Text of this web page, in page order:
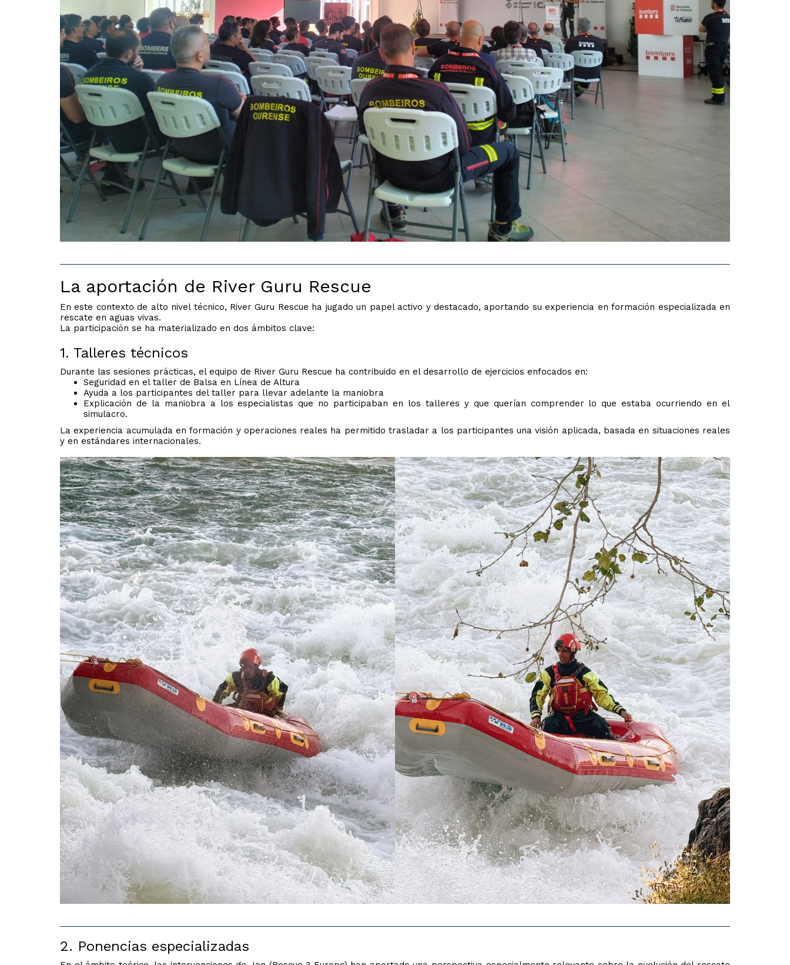
La aportación de River Guru Rescue
En este contexto de alto nivel técnico, River Guru Rescue ha jugado un papel activo y destacado, aportando su experiencia en formación especializada en
rescate en aguas vivas.
La participación se ha materializado en dos ámbitos clave:
1. Talleres técnicos
Durante las sesiones prácticas, el equipo de River Guru Rescue ha contribuido en el desarrollo de ejercicios enfocados en:
Seguridad en el taller de Balsa en Línea de Altura
Ayuda a los participantes del taller para llevar adelante la maniobra
Explicación de la maniobra a los especialistas que no participaban en los talleres y que querían comprender lo que estaba ocurriendo en el
simulacro.
La experiencia acumulada en formación y operaciones reales ha permitido trasladar a los participantes una visión aplicada, basada en situaciones reales
y en estándares internacionales.
2. Ponencias especializadas